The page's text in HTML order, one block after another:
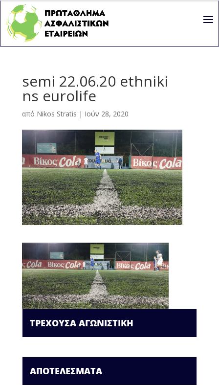
semi 22.06.20 ethniki
ns eurolife
από Nikos Stratis | Ιούν 28, 2020
ΤΡΕΧΟΥΣΑ ΑΓΩΝΙΣΤΙΚΗ
ΑΠΟΤΕΛΕΣΜΑΤΑ